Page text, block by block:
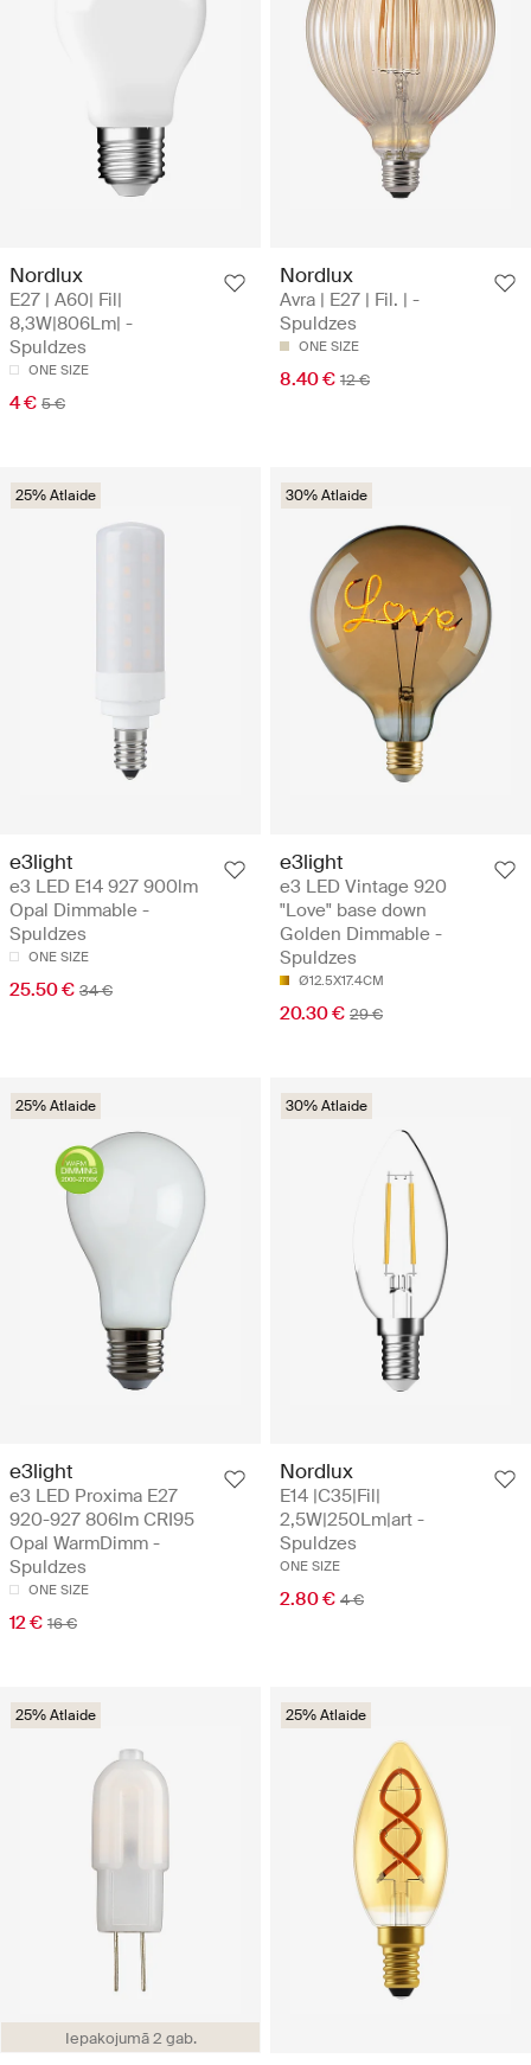
Nordlux
E27 | A60| Fil|
8,3W|806Lm| -
Spuldzes
ONE SIZE
4 € 5 €
Nordlux
Avra | E27 | Fil. | -
Spuldzes
ONE SIZE
8.40 € 12 €
25% Atlaide
e3light
e3 LED E14 927 900lm
Opal Dimmable -
Spuldzes
ONE SIZE
25.50 € 34 €
30% Atlaide
e3light
e3 LED Vintage 920
"Love" base down
Golden Dimmable -
Spuldzes
Ø12.5X17.4CM
20.30 € 29 €
25% Atlaide
e3light
e3 LED Proxima E27
920-927 806lm CRI95
Opal WarmDimm -
Spuldzes
ONE SIZE
12 € 16 €
30% Atlaide
Nordlux
E14 |C35|Fil|
2,5W|250Lm|art -
Spuldzes
ONE SIZE
2.80 € 4 €
Iepakojumā 2 gab.
25% Atlaide 25% Atlaide